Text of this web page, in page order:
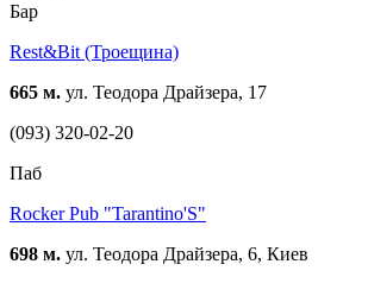
Бар
Rest&Bit (Троещина)
665 м. ул. Теодора Драйзера, 17
(093) 320-02-20
Паб
Rocker Pub "Tarantino'S"
698 м. ул. Теодора Драйзера, 6, Киев